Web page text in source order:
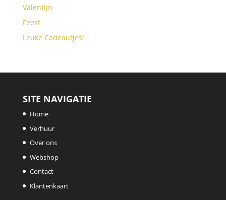
Valentijn
Feest
Leuke Cadeautjes!
SITE NAVIGATIE
Home
Verhuur
Over ons
Webshop
Contact
Klantenkaart